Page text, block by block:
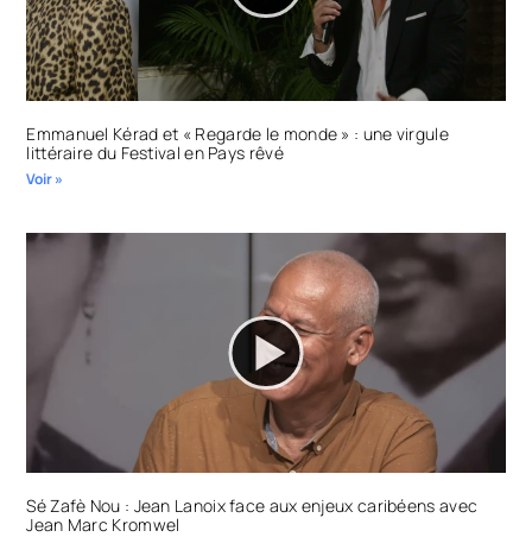
Emmanuel Kérad et « Regarde le monde » : une virgule
littéraire du Festival en Pays rêvé
Voir »
Sé Zafè Nou : Jean Lanoix face aux enjeux caribéens avec
Jean Marc Kromwel